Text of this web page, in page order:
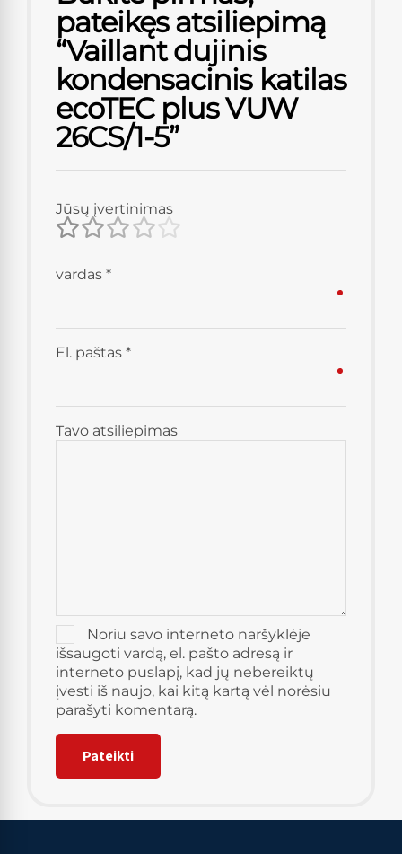
pateikęs atsiliepimą
“Vaillant dujinis
kondensacinis katilas
ecoTEC plus VUW
26CS/1-5”
Jūsų įvertinimas
Tavo atsiliepimas
vardas *
El. paštas *
Noriu savo interneto naršyklėje
išsaugoti vardą, el. pašto adresą ir
interneto puslapį, kad jų nebereiktų
įvesti iš naujo, kai kitą kartą vėl norėsiu
parašyti komentarą.